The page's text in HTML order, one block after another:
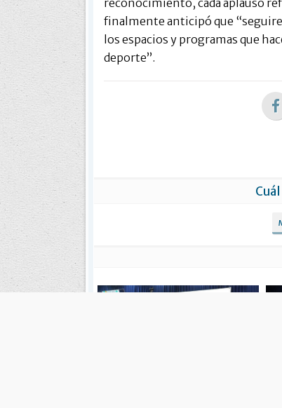
reconocimiento, cada aplauso
finalmente anticipó que
los espacios y programas que
deporte”.